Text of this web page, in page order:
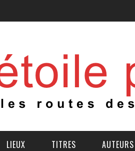
LIEUX TITRES AUTEURS